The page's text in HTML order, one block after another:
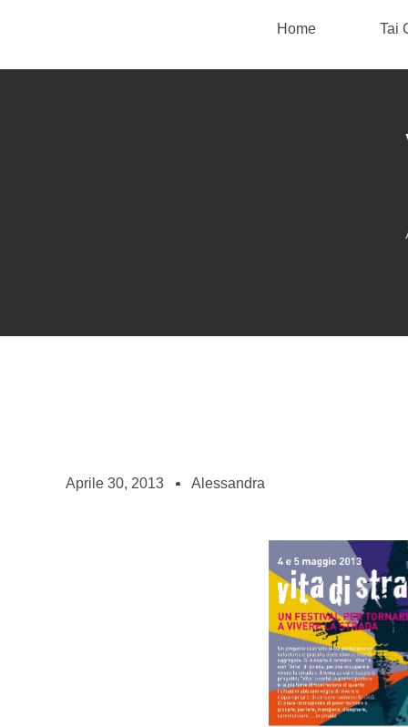
Home Tai
Aprile 30, 2013 Alessandra